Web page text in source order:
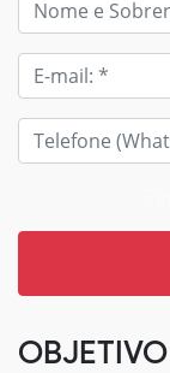
OBJETIVO